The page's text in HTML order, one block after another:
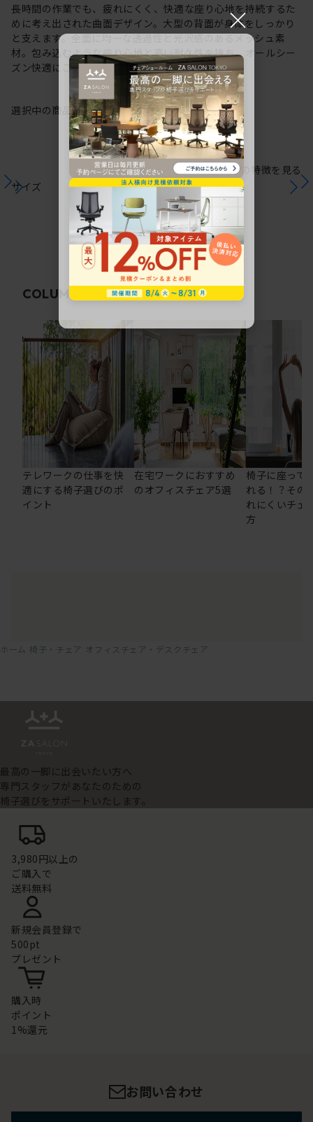
長時間の作業でも、疲れにくく、快適な座り心地を持続するた
めに考え出された曲面デザイン。大型の背面が身体をしっかり
と支えます。全面に均一な透過性と光沢感のあるメッシュ素
材。包み込むような座り心地と高い耐久性を持ち、オールシー
ズン快適にご使用いただけます。
選択中の商品情報保証 注意事項
サイズ
シリーズの特徴を見る
COLUMN 関連コラム
テレワークの仕事を快
適にする椅子選びのポ
イント
在宅ワークにおすすめ
のオフィスチェア5選
椅子に座って
れる！？その
れにくいチェ
方
ホーム 椅子・チェア オフィスチェア・デスクチェア
最高の一脚に出会いたい方へ
専門スタッフがあなたのための
椅子選びをサポートいたします。
3,980円以上の
ご購入で
送料無料
新規会員登録で
500pt
プレゼント
購入時
ポイント
1%還元
お問い合わせ
×